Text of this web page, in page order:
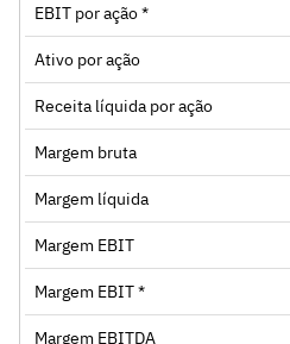
EBIT por ação *
Ativo por ação
Receita líquida por ação
Margem bruta
Margem líquida
Margem EBIT
Margem EBIT *
Margem EBITDA